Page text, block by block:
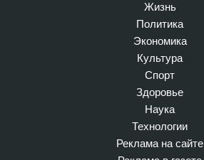
Жизнь
Политика
Экономика
Культура
Спорт
Здоровье
Наука
Технологии
Реклама на сайте